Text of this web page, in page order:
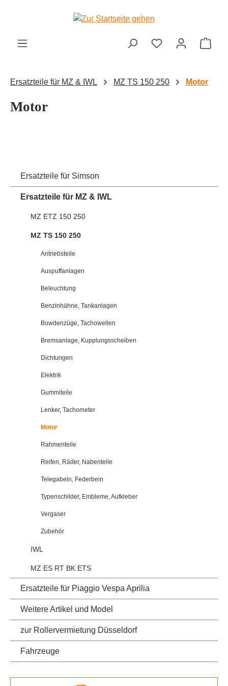
Zum Hauptinhalt springen
Ersatzteile für MZ & IWL MZ TS 150 250 Motor
Motor
Ersatzteile für Simson
Ersatzteile für MZ & IWL
MZ ETZ 150 250
MZ TS 150 250
Antriebsteile
Auspuffanlagen
Beleuchtung
Benzinhähne, Tankanlagen
Bowdenzüge, Tachowellen
Bremsanlage, Kupplungsscheiben
Dichtungen
Elektrik
Gummiteile
Lenker, Tachometer
Motor
Rahmenteile
Reifen, Räder, Nabenteile
Telegabeln, Federbein
Typenschilder, Embleme, Aufkleber
Vergaser
Zubehör
IWL
MZ ES RT BK ETS
Ersatzteile für Piaggio Vespa Aprilia
Weitere Artikel und Model
zur Rollervermietung Düsseldorf
Fahrzeuge